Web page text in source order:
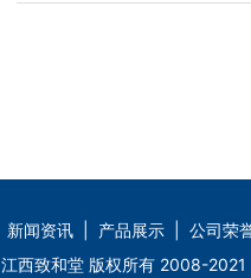
新闻资讯 产品展示
公司荣
江西致和堂 版权所有 2008-